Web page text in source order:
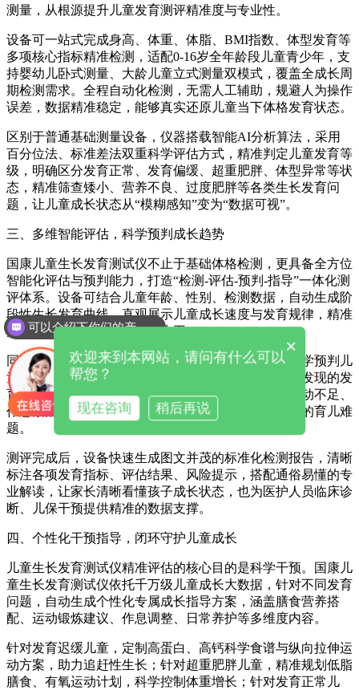
测量，从根源提升儿童发育测评精准度与专业性。
设备可一站式完成身高、体重、体脂、BMI指数、体型发育等
多项核心指标精准检测，适配0-16岁全年龄段儿童青少年，支
持婴幼儿卧式测量、大龄儿童立式测量双模式，覆盖全成长周
期检测需求。全程自动化检测，无需人工辅助，规避人为操作
误差，数据精准稳定，能够真实还原儿童当下体格发育状态。
区别于普通基础测量设备，仪器搭载智能AI分析算法，采用
百分位法、标准差法双重科学评估方式，精准判定儿童发育等
级，明确区分发育正常、发育偏缓、超重肥胖、体型异常等状
态，精准筛查矮小、营养不良、过度肥胖等各类生长发育问
题，让儿童成长状态从“模糊感知”变为“数据可视”。
三、多维智能评估，科学预判成长趋势
国康儿童生长发育测试仪不止于基础体格检测，更具备全方位
智能化评估与预判能力，打造“检测-评估-预判-指导”一体化测
评体系。设备可结合儿童年龄、性别、检测数据，自动生成阶
段性生长发育曲线，直观展示儿童成长速度与发育规律，精准
判断是否符合同龄标准发育水平。
同时支持遗传身高测算功能，结合父母身高数据，科学预判儿
童成年身高区间，提前预警生长迟缓风险。针对检测发现的发
育异常问题，系统自动溯源成因，区分营养失衡、运动不足、
作息紊乱等诱发因素，解决家长盲目进补、无效干预的育儿难
题。
测评完成后，设备快速生成图文并茂的标准化检测报告，清晰
标注各项发育指标、评估结果、风险提示，搭配通俗易懂的专
业解读，让家长清晰看懂孩子成长状态，也为医护人员临床诊
断、儿保干预提供精准的数据支撑。
四、个性化干预指导，闭环守护儿童成长
儿童生长发育测试仪精准评估的核心目的是科学干预。国康儿
童生长发育测试仪依托千万级儿童成长大数据，针对不同发育
问题，自动生成个性化专属成长指导方案，涵盖膳食营养搭
配、运动锻炼建议、作息调整、日常养护等多维度内容。
针对发育迟缓儿童，定制高蛋白、高钙科学食谱与纵向拉伸运
动方案，助力追赶性生长；针对超重肥胖儿童，精准规划低脂
膳食、有氧运动计划，科学控制体重增长；针对发育正常儿
你们是怎么收费的呢
×
欢迎来到本网站，请问有什么可以
帮您？
现在咨询 稍后再说